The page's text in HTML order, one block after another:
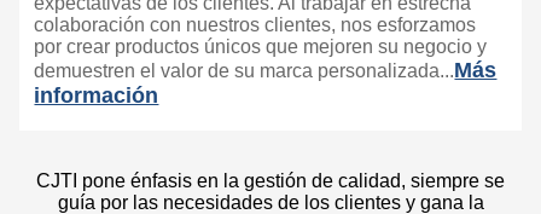
colaboración con nuestros clientes, nos esforzamos
por crear productos únicos que mejoren su negocio y
demuestren el valor de su marca personalizada...Más
información
CJTI pone énfasis en la gestión de calidad, siempre se
guía por las necesidades de los clientes y gana la